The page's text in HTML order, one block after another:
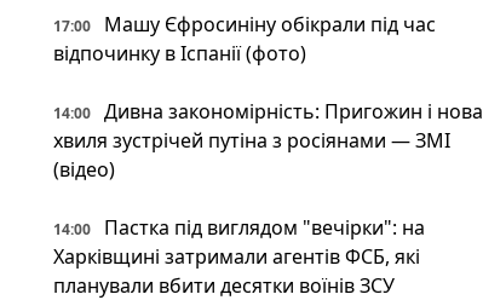
17:00
Машу Єфросиніну обікрали під час
відпочинку в Іспанії (фото)
14:00
Дивна закономірність: Пригожин і нова
хвиля зустрічей путіна з росіянами — ЗМІ
(відео)
14:00
Пастка під виглядом "вечірки": на
Харківщині затримали агентів ФСБ, які
планували вбити десятки воїнів ЗСУ